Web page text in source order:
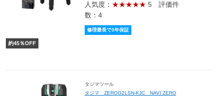
人気度： ★★★★★ 5 評価件
数：4
修理最長で3年保証
約45％OFF
タジマツール
タジマ ZEROG2LSN-KJC NAVI ZERO